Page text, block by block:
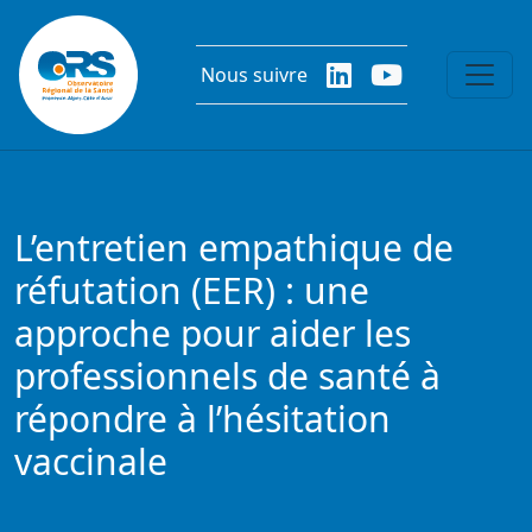
Aller au contenu principal
Nous suivre
L’entretien empathique de
réfutation (EER) : une
approche pour aider les
professionnels de santé à
répondre à l’hésitation
vaccinale